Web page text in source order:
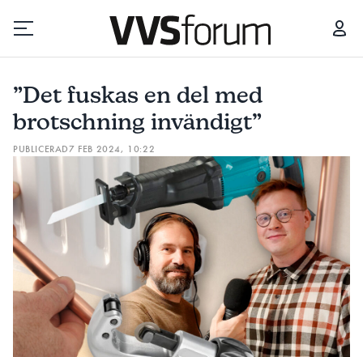
Prenumerera
Hantera prenumeration
Lediga jobb
Annonsera
Läs E-tidningen
Om tidningen
”Det fuskas en del med
brotschning invändigt”
PUBLICERAD7 FEB 2024, 10:22